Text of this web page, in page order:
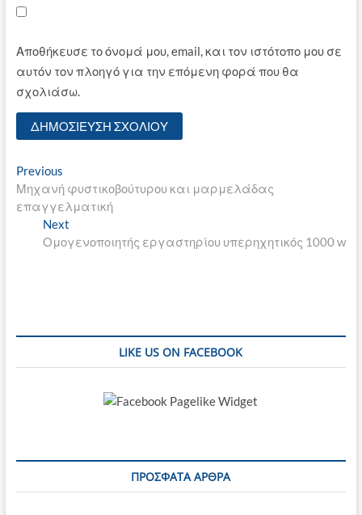
Αποθήκευσε το όνομά μου, email, και τον ιστότοπο μου σε
αυτόν τον πλοηγό για την επόμενη φορά που θα
σχολιάσω.
Πλοήγηση
άρθρων
PreviousPrevious
post:
Μηχανή φυστικοβούτυρου και μαρμελάδας
επαγγελματική
Next
post:
Ομογενοποιητής εργαστηρίου υπερηχητικός 1000 w
LIKE US ON FACEBOOK
ΠΡΌΣΦΑΤΑ ΆΡΘΡΑ